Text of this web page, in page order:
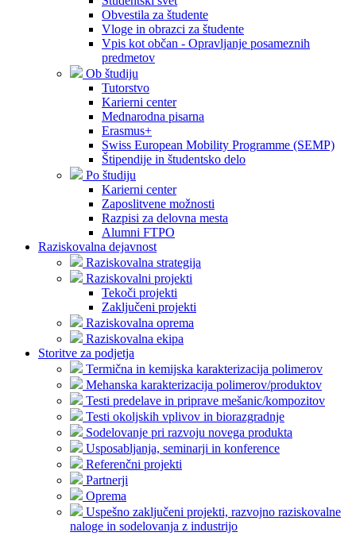
Obvestila za študente
Vloge in obrazci za študente
Vpis kot občan - Opravljanje posameznih
predmetov
Ob študiju
Tutorstvo
Karierni center
Mednarodna pisarna
Erasmus+
Swiss European Mobility Programme (SEMP)
Štipendije in študentsko delo
Po študiju
Karierni center
Zaposlitvene možnosti
Razpisi za delovna mesta
Alumni FTPO
Raziskovalna dejavnost
Raziskovalna strategija
Raziskovalni projekti
Tekoči projekti
Zaključeni projekti
Raziskovalna oprema
Raziskovalna ekipa
Storitve za podjetja
Termična in kemijska karakterizacija polimerov
Mehanska karakterizacija polimerov/produktov
Testi predelave in priprave mešanic/kompozitov
Testi okoljskih vplivov in biorazgradnje
Sodelovanje pri razvoju novega produkta
Usposabljanja, seminarji in konference
Referenčni projekti
Partnerji
Oprema
Uspešno zaključeni projekti, razvojno raziskovalne
naloge in sodelovanja z industrijo